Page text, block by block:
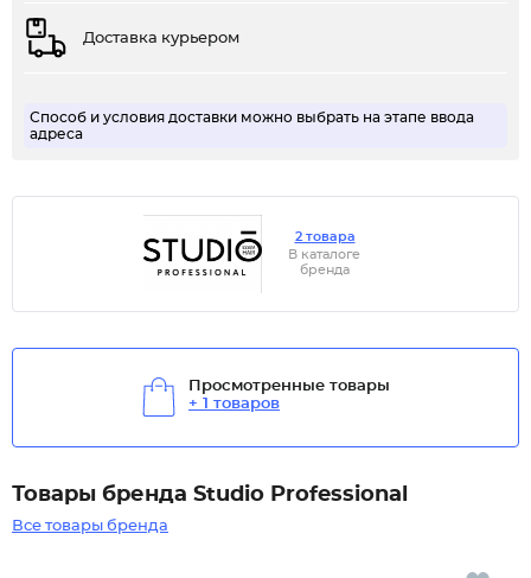
Доставка курьером
Способ и условия доставки можно выбрать на этапе ввода
адреса
2 товара
В каталоге
бренда
Просмотренные товары
+ 1 товаров
Товары бренда Studio Professional
Все товары бренда